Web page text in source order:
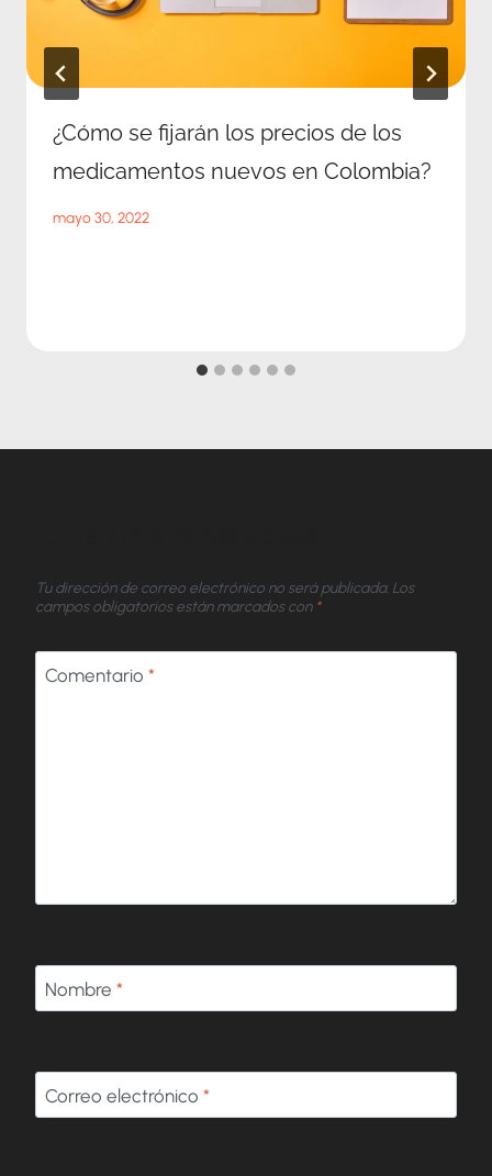
¿Cómo se fijarán los precios de los
medicamentos nuevos en Colombia?
mayo 30, 2022
Tu dirección de correo electrónico no será publicada. Los
campos obligatorios están marcados con *
Comentario *
Nombre *
Correo electrónico *